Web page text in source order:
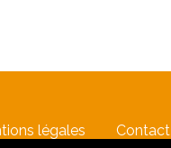
légales Contact